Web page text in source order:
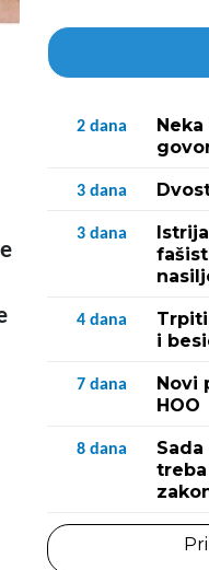
2 dana
3 dana
3 dana
4 dana
i
7 dana
Novi
HOO
8 dana